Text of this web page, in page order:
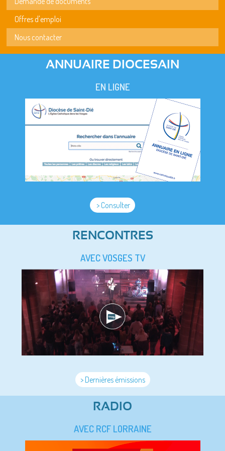
Offres d'emploi
Nous contacter
ANNUAIRE DIOCESAIN
EN LIGNE
> Consulter
RENCONTRES
AVEC VOSGES TV
> Dernières émissions
RADIO
AVEC RCF LORRAINE